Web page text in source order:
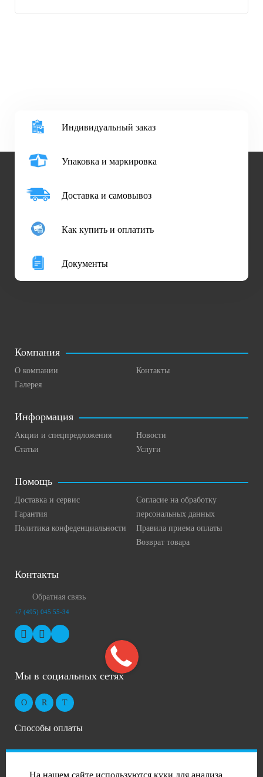
На нашем сайте используются куки для анализа
Индивидуальный заказ
Упаковка и маркировка
Доставка и самовывоз
Как купить и оплатить
Документы
Компания
О компании
Галерея
Контакты
Информация
Акции и спецпредложения
Статьи
Новости
Услуги
Помощь
Доставка и сервис
Гарантия
Политика конфеденциальности
Согласие на обработку
персональных данных
Правила приема оплаты
Возврат товара
Контакты
Обратная связь
+7 (495) 045 55-34
Мы в социальных сетях
Способы оплаты